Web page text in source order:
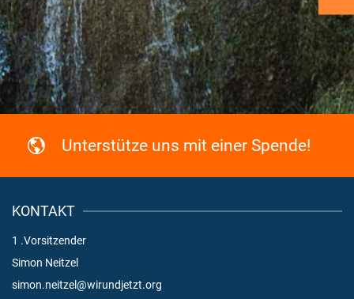
Unterstütze uns mit einer Spende!
KONTAKT
1 .Vorsitzender
Simon Neitzel
simon.neitzel@wirundjetzt.org